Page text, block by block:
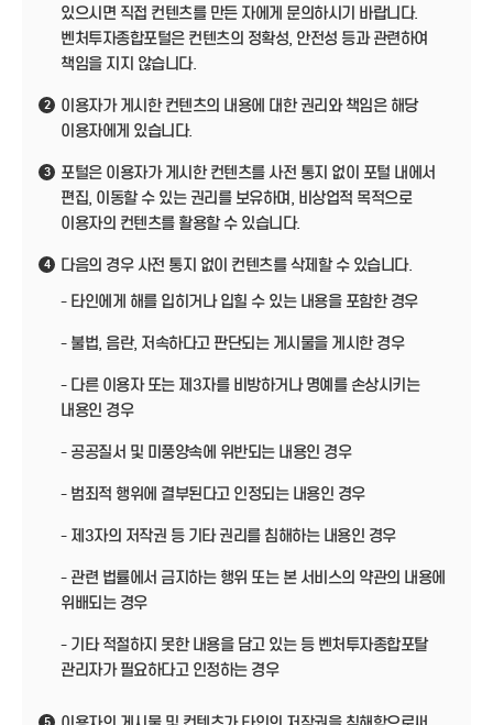
있으시면 직접 컨텐츠를 만든 자에게 문의하시기 바랍니다.
벤처투자종합포털은 컨텐츠의 정확성, 안전성 등과 관련하여
책임을 지지 않습니다.
2
이용자가 게시한 컨텐츠의 내용에 대한 권리와 책임은 해당
이용자에게 있습니다.
3
포털은 이용자가 게시한 컨텐츠를 사전 통지 없이 포털 내에서
편집, 이동할 수 있는 권리를 보유하며, 비상업적 목적으로
이용자의 컨텐츠를 활용할 수 있습니다.
4
다음의 경우 사전 통지 없이 컨텐츠를 삭제할 수 있습니다.
- 타인에게 해를 입히거나 입힐 수 있는 내용을 포함한 경우
- 불법, 음란, 저속하다고 판단되는 게시물을 게시한 경우
- 다른 이용자 또는 제3자를 비방하거나 명예를 손상시키는
내용인 경우
- 공공질서 및 미풍양속에 위반되는 내용인 경우
- 범죄적 행위에 결부된다고 인정되는 내용인 경우
- 제3자의 저작권 등 기타 권리를 침해하는 내용인 경우
- 관련 법률에서 금지하는 행위 또는 본 서비스의 약관의 내용에
위배되는 경우
- 기타 적절하지 못한 내용을 담고 있는 등 벤처투자종합포탈
관리자가 필요하다고 인정하는 경우